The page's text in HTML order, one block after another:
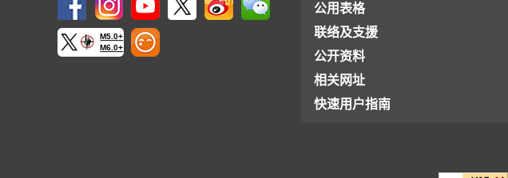
M5.0+
M6.0+
公用表格
联络及支援
公开资料
相关网址
快速用户指南